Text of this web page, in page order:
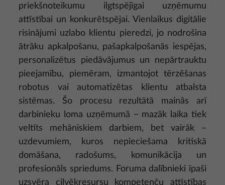
priekšnoteikumu ilgtspējīgai uzņēmumu
attīstībai un konkurētspējai. Vienlaikus digitālie
risinājumi uzlabo klientu pieredzi, jo nodrošina
ātrāku apkalpošanu, pašapkalpošanās iespējas,
personalizētus piedāvājumus un nepārtrauktu
pieejamību, piemēram, izmantojot tērzēšanas
robotus vai automatizētas klientu atbalsta
sistēmas. Šo procesu rezultātā mainās arī
darbinieku loma uzņēmumā – mazāk laika tiek
veltīts mehāniskiem darbiem, bet vairāk –
uzdevumiem, kuros nepieciešama kritiskā
domāšana, radošums, komunikācija un
profesionāls spriedums. Foruma dalībnieki īpaši
uzsvēra cilvēkresursu kompetenču attīstības